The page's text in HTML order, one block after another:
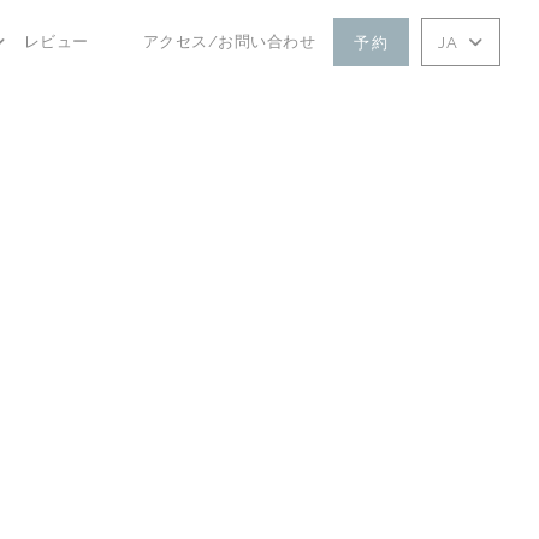
レビュー ((新しいウィンドウで開きます))
((新しいウィンドウで開きます))
アクセス/お問い合わせ 予約 JA